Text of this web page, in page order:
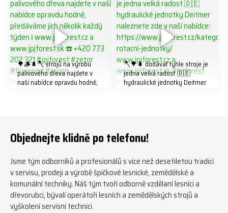
🌳🪵🌲🪓 strojů na výrobu
palivového dřeva najdete v
naší nabídce opravdu hodně,
#firewoodproduction
🪓🌳🌲 dodávat tyhle stroje je
jedna velká radost 🇩🇪
hydraulické jednotky Deitmer
#firewood #deitmer
Objednejte klidně po telefonu!
Jsme tým odborníků a profesionálů s více než desetiletou tradicí
v servisu, prodeji a výrobě špičkové lesnické, zemědělské a
komunální techniky. Náš tým tvoří odborně vzdělaní lesníci a
dřevorubci, bývalí operátoři lesních a zemědělských strojů a
vyškolení servisní technici.